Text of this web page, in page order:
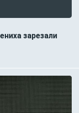
зарезали